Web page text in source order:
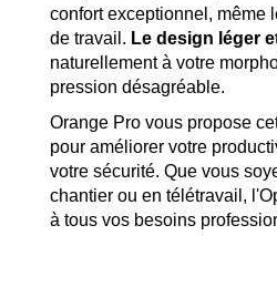
confort exceptionnel, même
de travail. Le design léger
naturellement à votre
pression désagréable.
Orange Pro vous propose
pour améliorer votre
votre sécurité. Que vous
chantier ou en télétravail,
à tous vos besoins